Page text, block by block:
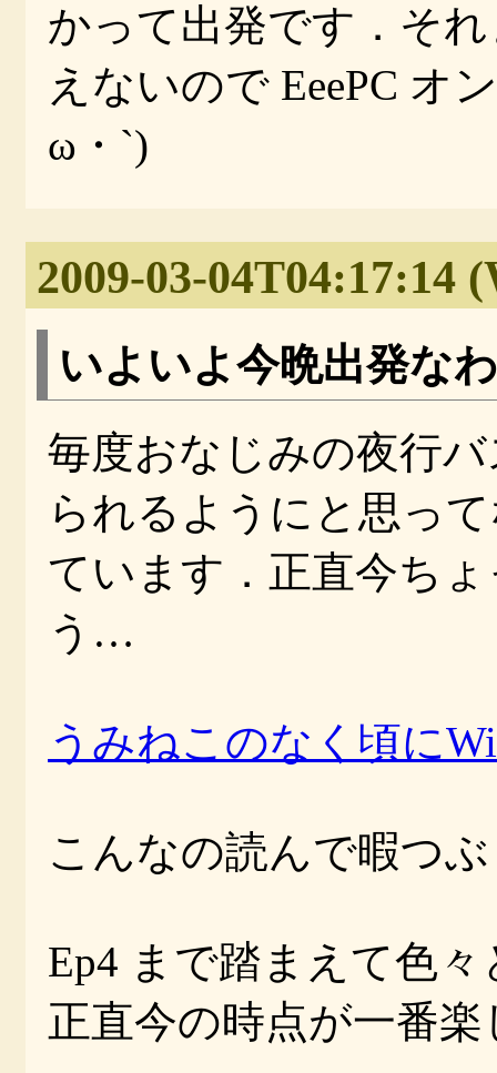
かって出発です．そ
えないので EeePC オ
ω・`)
2009-03-04T04:17:14
いよいよ今晩出発な
毎度おなじみの夜行
られるようにと思っ
ています．正直今ち
う…
うみねこのなく頃に
こんなの読んで暇つ
Ep4 まで踏まえて色
正直今の時点が一番